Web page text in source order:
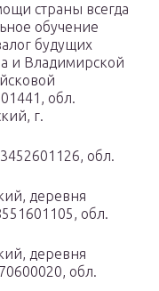
страны всегда
обучение
будущих
и Владимирской
обл.
г.
обл.
деревня
обл.
деревня
обл.